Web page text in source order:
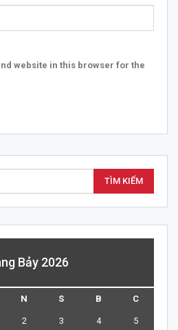
website in this browser for the
Bảy 2026
N S B C
2 3 4 5